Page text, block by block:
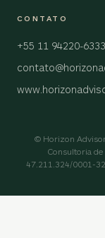
CONTATO
+55 11 94220-6333
© Horizon
Consultoria de
47.211.324/0001-